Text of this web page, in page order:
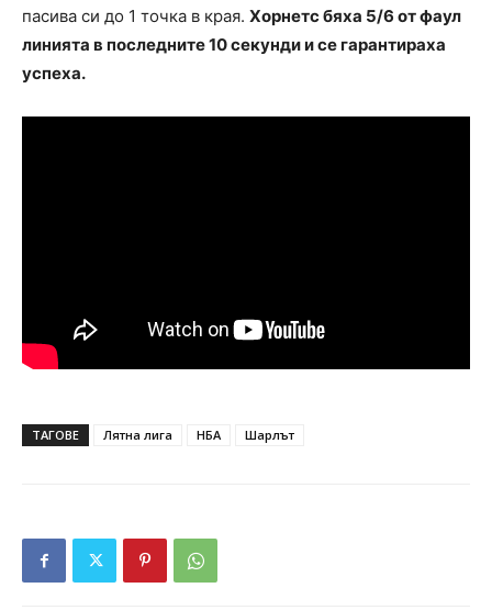
пасива си до 1 точка в края. Хорнетс бяха 5/6 от фаул
линията в последните 10 секунди и се гарантираха
успеха.
ТАГОВЕ Лятна лига НБА Шарлът